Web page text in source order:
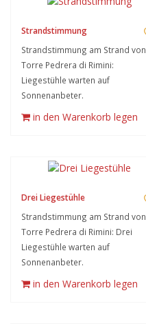
Strandstimmung
Strandstimmung am Strand von
Torre Pedrera di Rimini:
Liegestühle warten auf
Sonnenanbeter.
in den Warenkorb legen
Drei Liegestühle
Strandstimmung am Strand von
Torre Pedrera di Rimini: Drei
Liegestühle warten auf
Sonnenanbeter.
in den Warenkorb legen